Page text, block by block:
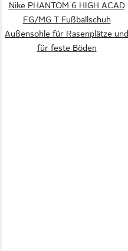
Nike PHANTOM 6 HIGH ACAD
FG/MG T Fußballschuh
Außensohle für Rasenplätze und
für feste Böden